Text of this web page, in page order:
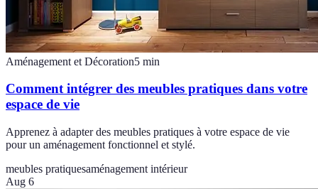
Aménagement et Décoration5 min
Comment intégrer des meubles pratiques dans votre
espace de vie
Apprenez à adapter des meubles pratiques à votre espace de vie
pour un aménagement fonctionnel et stylé.
meubles pratiquesaménagement intérieur
Aug 6